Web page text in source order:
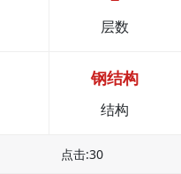
层数
钢结构
结构
点击:30